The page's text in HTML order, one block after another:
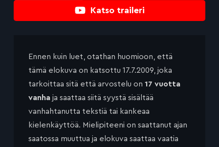
Katso traileri
Ennen kuin luet, otathan huomioon, että
tämä elokuva on katsottu 17.7.2009, joka
tarkoittaa sitä että arvostelu on 17 vuotta
vanha ja saattaa siitä syystä sisältää
vanhahtanutta tekstiä tai kankeaa
kielenkäyttöä. Mielipiteeni on saattanut ajan
saatossa muuttua ja elokuva saattaa vaatia